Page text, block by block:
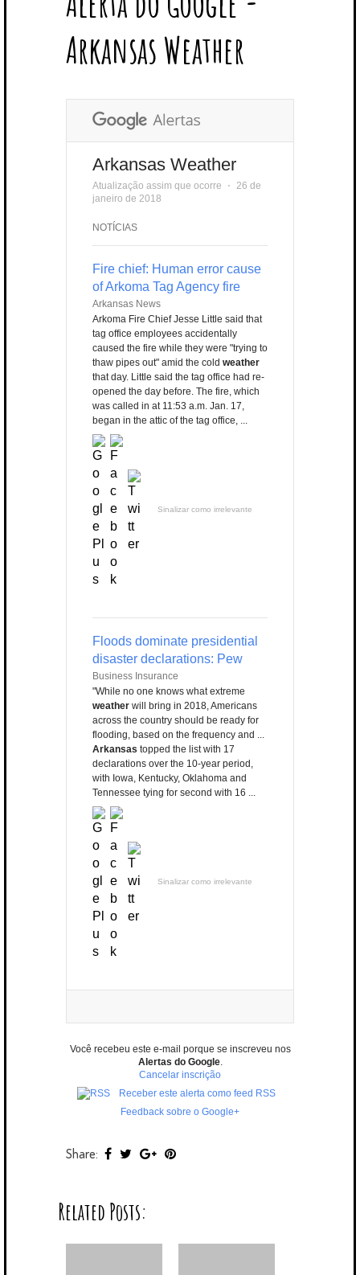
E
R
B
O
O
K
L
E
P
L
U
E
R
S
E
D
I
N
A
G
R
A
U
B
E
U
Arkansas Weather
Arkansas Weather
Atualização assim que ocorre ⋅ 26 de
janeiro de 2018
NOTÍCIAS
Fire chief: Human error cause
of Arkoma Tag Agency fire
Arkansas News
Arkoma Fire Chief Jesse Little said that
tag office employees accidentally
caused the fire while they were "trying to
thaw pipes out" amid the cold weather
that day. Little said the tag office had re-
opened the day before. The fire, which
was called in at 11:53 a.m. Jan. 17,
began in the attic of the tag office, ...
Sinalizar como irrelevante
Floods dominate presidential
disaster declarations: Pew
Business Insurance
"While no one knows what extreme
weather will bring in 2018, Americans
across the country should be ready for
flooding, based on the frequency and ...
Arkansas topped the list with 17
declarations over the 10-year period,
with Iowa, Kentucky, Oklahoma and
Tennessee tying for second with 16 ...
Sinalizar como irrelevante
Você recebeu este e-mail porque se inscreveu nos
Alertas do Google.
Cancelar inscrição
Receber este alerta como feed RSS
Feedback sobre o Google+
Share:
Related Posts: